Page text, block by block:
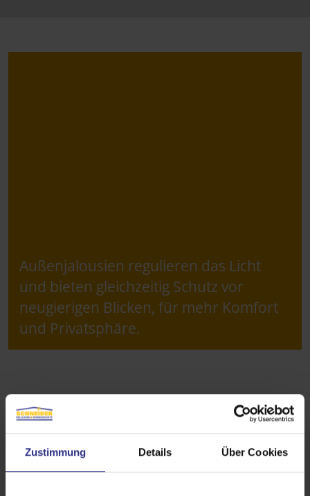
Zustimmung Details Über Cookies
Außenjalousien regulieren das Licht
und bieten gleichzeitig Schutz vor
neugierigen Blicken, für mehr Komfort
und Privatsphäre.